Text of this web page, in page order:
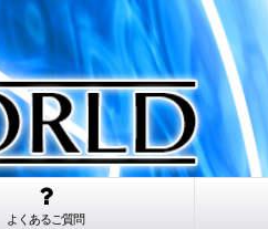
よくあるご質問